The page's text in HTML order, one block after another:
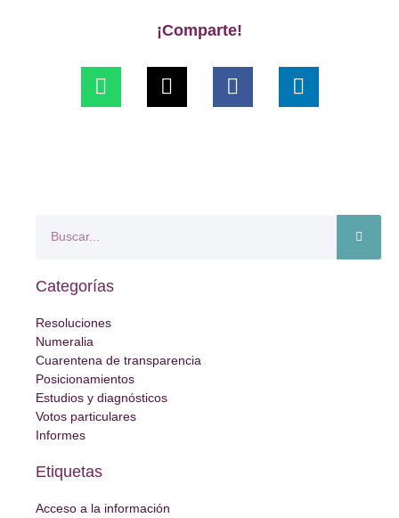
¡Comparte!
Categorías
Resoluciones
Numeralia
Cuarentena de transparencia
Posicionamientos
Estudios y diagnósticos
Votos particulares
Informes
Etiquetas
Acceso a la información